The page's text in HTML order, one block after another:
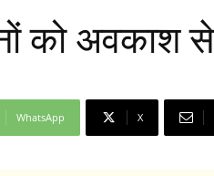
को अवकाश
WhatsApp X